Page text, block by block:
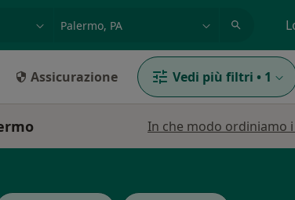
Assicurazione Vedi più filtri • 1
In che modo ordiniamo